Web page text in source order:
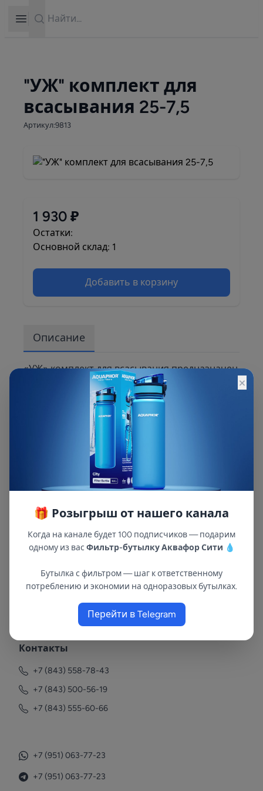
Open sidebar
"УЖ" комплект для
всасывания 25-7,5
Артикул:9813
1 930 ₽
Остатки:
Основной склад: 1
Добавить в корзину
Описание
«УЖ» комплект для всасывания предназначен
для всасывания воды из различных водоемов
с помощью поверхностных насосов и
насосов-автоматов. Комплект состоит из
прочного шланга с армирующей спиралью,
крепежными элементами, водозаборного
фильтра и обратного клапана.
с 2002 года.
Контакты
+7 (843) 558-78-43
+7 (843) 500-56-19
+7 (843) 555-60-66
+7 (951) 063-77-23
+7 (951) 063-77-23
×
🎁 Розыгрыш от нашего канала
Когда на канале будет 100 подписчиков — подарим
одному из вас Фильтр-бутылку Аквафор Сити 💧
Бутылка с фильтром — шаг к ответственному
потреблению и экономии на одноразовых бутылках.
Перейти в Telegram